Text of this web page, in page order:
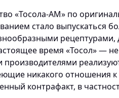
«Тосола-АМ» по
стало выпускаться
рецептурами,
время «Тосол» —
никакого отношения
контрафакт, в